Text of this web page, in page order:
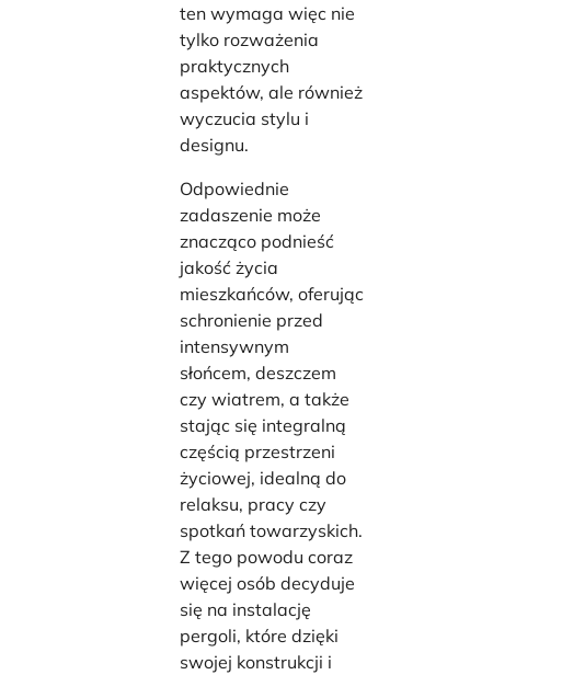
ten wymaga więc nie
tylko rozważenia
praktycznych
aspektów, ale również
wyczucia stylu i
designu.
Odpowiednie
zadaszenie może
znacząco podnieść
jakość życia
mieszkańców, oferując
schronienie przed
intensywnym
słońcem, deszczem
czy wiatrem, a także
stając się integralną
częścią przestrzeni
życiowej, idealną do
relaksu, pracy czy
spotkań towarzyskich.
Z tego powodu coraz
więcej osób decyduje
się na instalację
pergoli, które dzięki
swojej konstrukcji i